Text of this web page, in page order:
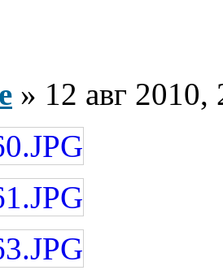
» 12 авг 2010,